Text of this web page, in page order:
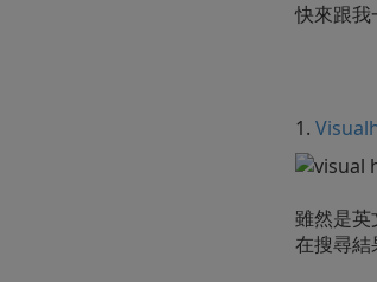
快來跟我
1.
雖然是英
在搜尋結